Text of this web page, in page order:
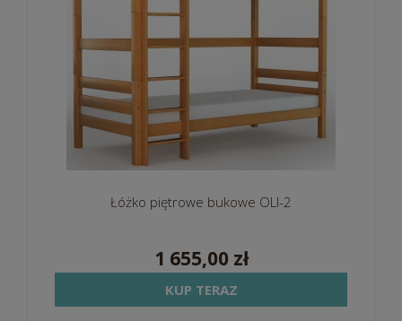
Łóżko piętrowe bukowe OLI-2
1 655,00 zł
KUP TERAZ